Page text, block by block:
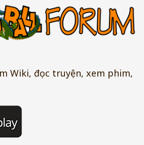
Wiki, đọc truyện, xem phim,